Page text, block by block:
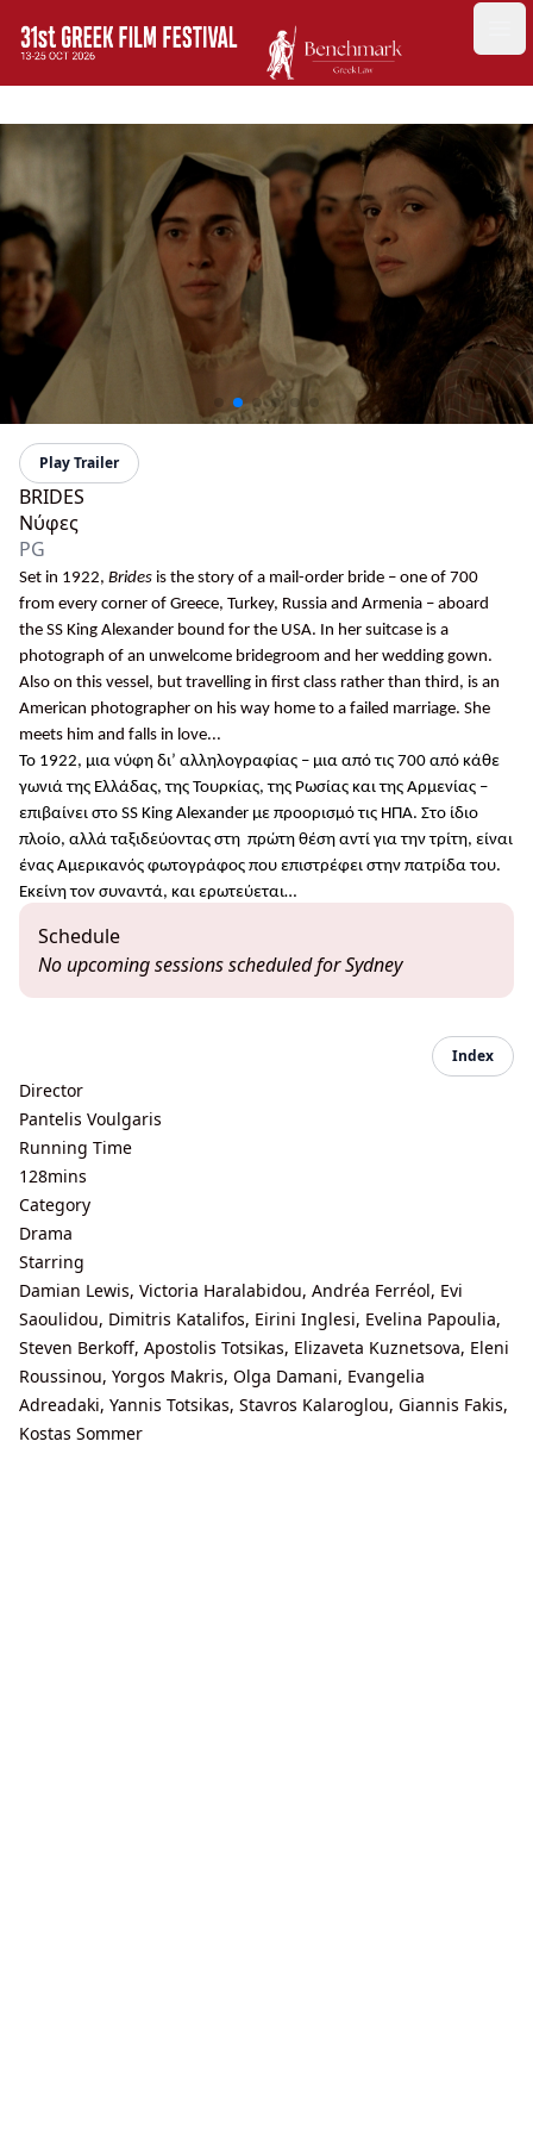
GFF
Greek Film Festival:
Play Trailer
BRIDES
Νύφες
PG
Set in 1922, Brides is the story of a mail-order bride – one of 700
from every corner of Greece, Turkey, Russia and Armenia – aboard
the SS King Alexander bound for the USA. In her suitcase is a
photograph of an unwelcome bridegroom and her wedding gown.
Also on this vessel, but travelling in first class rather than third, is an
American photographer on his way home to a failed marriage. She
meets him and falls in love...
Το 1922, μια νύφη δι’ αλληλογραφίας – μια από τις 700 από κάθε
γωνιά της Ελλάδας, της Τουρκίας, της Ρωσίας και της Αρμενίας –
επιβαίνει στο SS King Alexander με προορισμό τις ΗΠΑ. Στο ίδιο
πλοίο, αλλά ταξιδεύοντας στη πρώτη θέση αντί για την τρίτη, είναι
ένας Αμερικανός φωτογράφος που επιστρέφει στην πατρίδα του.
Εκείνη τον συναντά, και ερωτεύεται…
Schedule
No upcoming sessions scheduled for Sydney
Index
Director
Pantelis Voulgaris
Running Time
128mins
Category
Drama
Starring
Damian Lewis, Victoria Haralabidou, Andréa Ferréol, Evi
Saoulidou, Dimitris Katalifos, Eirini Inglesi, Evelina Papoulia,
Steven Berkoff, Apostolis Totsikas, Elizaveta Kuznetsova, Eleni
Roussinou, Yorgos Makris, Olga Damani, Evangelia
Adreadaki, Yannis Totsikas, Stavros Kalaroglou, Giannis Fakis,
Kostas Sommer